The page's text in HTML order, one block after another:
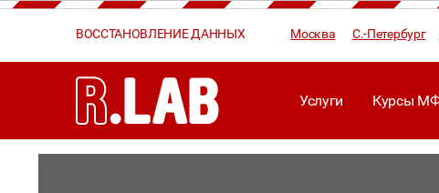
ВОССТАНОВЛЕНИЕ ДАННЫХ Москва С.-Петербург
Услуги Курсы